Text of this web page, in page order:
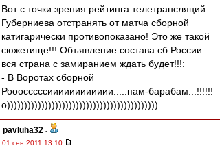
Вот с точки зрения рейтинга телетрансляций
Губерниева отстранять от матча сборной
катигарически противопоказано! Это же такой
сюжетище!!! Объявление состава сб.России
вся страна с замиранием ждать будет!!!:
- В Воротах сборной
Рооосссссииииииииииии.....пам-барабам...!!!!!!
о))))))))))))))))))))))))))))))))))))))))))))
pavluha32 -
01 сен 2011 13:10